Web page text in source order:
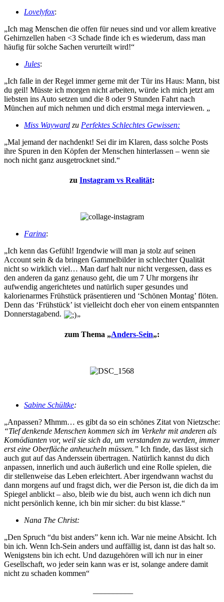
Lovelyfox:
„Ich mag Menschen die offen für neues sind und vor allem kreative
Gehirnzellen haben <3 Schade finde ich es wiederum, dass man
häufig für solche Sachen verurteilt wird!“
Jules:
„Ich falle in der Regel immer gerne mit der Tür ins Haus: Mann, bist
du geil! Müsste ich morgen nicht arbeiten, würde ich mich jetzt am
liebsten ins Auto setzen und die 8 oder 9 Stunden Fahrt nach
München auf mich nehmen und dich erstmal mega interviewen. „
Miss Wayward zu Perfektes Schlechtes Gewissen:
„Mal jemand der nachdenkt! Sei dir im Klaren, dass solche Posts
ihre Spuren in den Köpfen der Menschen hinterlassen – wenn sie
noch nicht ganz ausgetrocknet sind.“
zu Instagram vs Realität:
Farina:
„Ich kenn das Gefühl! Irgendwie will man ja stolz auf seinen
Account sein & da bringen Gammelbilder in schlechter Qualität
nicht so wirklich viel… Man darf halt nur nicht vergessen, dass es
den anderen da ganz genauso geht, die um 7 Uhr morgens ihr
aufwendig angerichtetes und natürlich super gesundes und
kalorienarmes Frühstück präsentieren und ‘Schönen Montag’ flöten.
Denn das ‘Frühstück’ ist vielleicht doch eher von einem entspannten
Donnerstagabend.
„
zum Thema „Anders-Sein„:
Sabine Schültke:
„Anpassen? Mhmm… es gibt da so ein schönes Zitat von Nietzsche:
“Tief denkende Menschen kommen sich im Verkehr mit anderen als
Komödianten vor, weil sie sich da, um verstanden zu werden, immer
erst eine Oberfläche anheucheln müssen.” Ich finde, das lässt sich
auch gut auf das Anderssein übertragen. Natürlich kannst du dich
anpassen, innerlich und auch äußerlich und eine Rolle spielen, die
dir stellenweise das Leben erleichtert. Aber irgendwann wachst du
dann morgens auf und fragst dich, wer die Person ist, die dich da im
Spiegel anblickt – also, bleib wie du bist, auch wenn ich dich nun
nicht persönlich kenne, ich bin mir sicher: du bist klasse.“
Nana The Christ:
„Den Spruch “du bist anders” kenn ich. War nie meine Absicht. Ich
bin ich. Wenn Ich-Sein anders und auffällig ist, dann ist das halt so.
Wenigstens bin ich echt. Und dazugehören will ich nur in einer
Gesellschaft, wo jeder sein kann was er ist, solange andere damit
nicht zu schaden kommen“